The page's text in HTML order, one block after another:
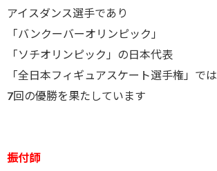
アイスダンス選手であり
「バンクーバーオリンピック」
「ソチオリンピック」の日本代表
「全日本フィギュアスケート選手権」では
7回の優勝を果たしています
振付師